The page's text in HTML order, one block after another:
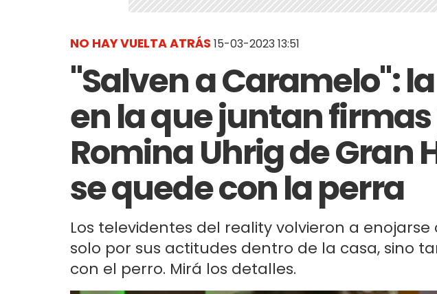
NO HAY VUELTA ATRÁS 15-03-2023 13:51
"Salven a Caramelo":
en la que juntan
Romina Uhrig de Gran
se quede con la perra
Los televidentes del reality volvieron a
solo por sus actitudes dentro de la casa, sino
con el perro. Mirá los detalles.